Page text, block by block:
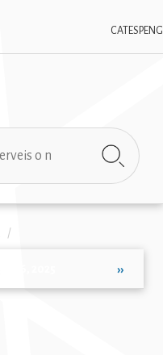
CAT ESPENG
/
››